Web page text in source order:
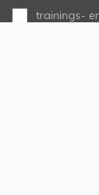
trainings-